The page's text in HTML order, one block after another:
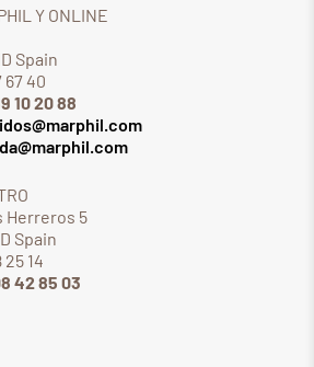
Y ONLINE
Spain
67 40
10 20 88
Herreros 5
Spain
25 14
42 85 03